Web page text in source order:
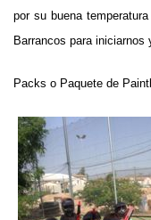
por su buena
Barrancos para iniciarnos
Packs o Paquete de